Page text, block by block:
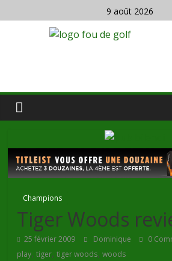
9 août 2026
Champions
Tiger Woods
25 février 2009 Dominique 0
play,tiger,tiger woods,woods